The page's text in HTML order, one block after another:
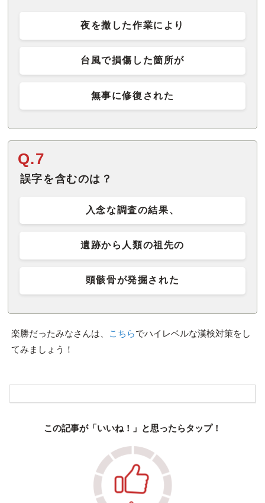
夜を撤した作業により
台風で損傷した箇所が
無事に修復された
Q.7
誤字を含むのは？
入念な調査の結果、
遺跡から人類の祖先の
頭骸骨が発掘された
楽勝だったみなさんは、 こちらでハイレベルな漢検対策をし
てみましょう！
この記事が「いいね！」と思ったらタップ！